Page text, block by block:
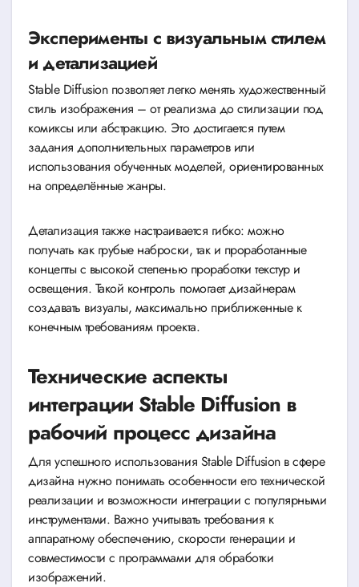
Эксперименты с визуальным стилем
и детализацией
Stable Diffusion позволяет легко менять художественный
стиль изображения – от реализма до стилизации под
комиксы или абстракцию. Это достигается путем
задания дополнительных параметров или
использования обученных моделей, ориентированных
на определённые жанры.
Детализация также настраивается гибко: можно
получать как грубые наброски, так и проработанные
концепты с высокой степенью проработки текстур и
освещения. Такой контроль помогает дизайнерам
создавать визуалы, максимально приближенные к
конечным требованиям проекта.
Технические аспекты
интеграции Stable Diffusion в
рабочий процесс дизайна
Для успешного использования Stable Diffusion в сфере
дизайна нужно понимать особенности его технической
реализации и возможности интеграции с популярными
инструментами. Важно учитывать требования к
аппаратному обеспечению, скорости генерации и
совместимости с программами для обработки
изображений.